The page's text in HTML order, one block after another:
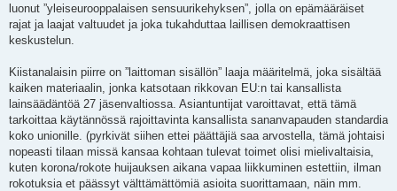
luonut ”yleiseurooppalaisen sensuurikehyksen”, jolla on epämääräiset
rajat ja laajat valtuudet ja joka tukahduttaa laillisen demokraattisen
keskustelun.
Kiistanalaisin piirre on ”laittoman sisällön” laaja määritelmä, joka sisältää
kaiken materiaalin, jonka katsotaan rikkovan EU:n tai kansallista
lainsäädäntöä 27 jäsenvaltiossa. Asiantuntijat varoittavat, että tämä
tarkoittaa käytännössä rajoittavinta kansallista sananvapauden standardia
koko unionille. (pyrkivät siihen ettei päättäjiä saa arvostella, tämä johtaisi
nopeasti tilaan missä kansaa kohtaan tulevat toimet olisi mielivaltaisia,
kuten korona/rokote huijauksen aikana vapaa liikkuminen estettiin, ilman
rokotuksia et päässyt välttämättömiä asioita suorittamaan, näin mm.